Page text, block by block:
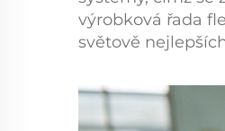
výrobková řada
světově